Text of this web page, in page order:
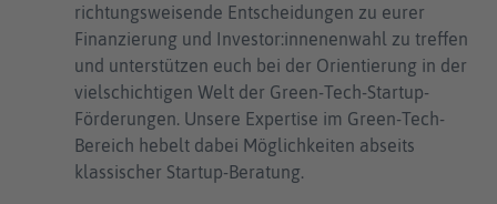
richtungsweisende Entscheidungen zu eurer
Finanzierung und Investor:innenenwahl zu treffen
und unterstützen euch bei der Orientierung in der
vielschichtigen Welt der Green-Tech-Startup-
Förderungen. Unsere Expertise im Green-Tech-
Bereich hebelt dabei Möglichkeiten abseits
klassischer Startup-Beratung.